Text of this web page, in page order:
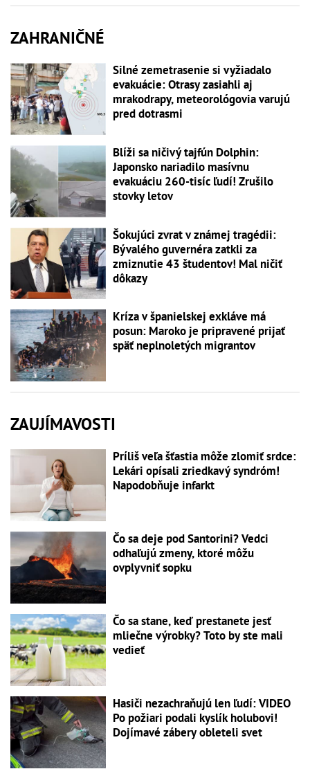
ZAHRANIČNÉ
Silné zemetrasenie si vyžiadalo
evakuácie: Otrasy zasiahli aj
mrakodrapy, meteorológovia varujú
pred dotrasmi
Blíži sa ničivý tajfún Dolphin:
Japonsko nariadilo masívnu
evakuáciu 260-tisíc ľudí! Zrušilo
stovky letov
Šokujúci zvrat v známej tragédii:
Bývalého guvernéra zatkli za
zmiznutie 43 študentov! Mal ničiť
dôkazy
Kríza v španielskej exkláve má
posun: Maroko je pripravené prijať
späť neplnoletých migrantov
ZAUJÍMAVOSTI
Príliš veľa šťastia môže zlomiť srdce:
Lekári opísali zriedkavý syndróm!
Napodobňuje infarkt
Čo sa deje pod Santorini? Vedci
odhaľujú zmeny, ktoré môžu
ovplyvniť sopku
Čo sa stane, keď prestanete jesť
mliečne výrobky? Toto by ste mali
vedieť
Hasiči nezachraňujú len ľudí: VIDEO
Po požiari podali kyslík holubovi!
Dojímavé zábery obleteli svet